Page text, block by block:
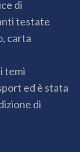
di
testate
carta
temi
ed è stata
di